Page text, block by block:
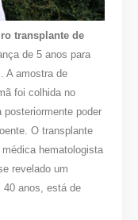
transplante de
de 5 anos para
. A amostra de
foi colhida no
posteriormente poder
O transplante
hematologista
revelado um
40 anos, está de